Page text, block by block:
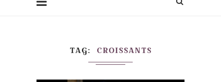
TAG CROISSANTS